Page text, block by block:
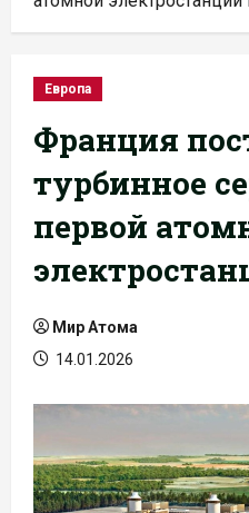
Европа
Франция
турбинное
первой
Мир Атома
14.01.2026